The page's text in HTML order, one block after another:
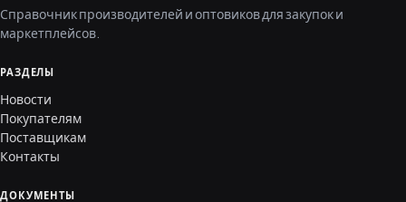
Справочник производителей и оптовиков для закупок и
маркетплейсов.
РАЗДЕЛЫ
Новости
Покупателям
Поставщикам
Контакты
ДОКУМЕНТЫ